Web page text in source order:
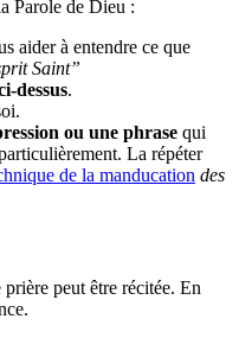
Parole de Dieu :
aider à entendre ce que
Saint”
dessus.
ou une phrase qui
La répéter
de la manducation des
peut être récitée. En